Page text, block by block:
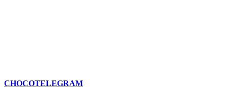
CHOCOTELEGRAM